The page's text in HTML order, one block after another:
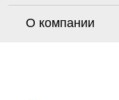
О компании